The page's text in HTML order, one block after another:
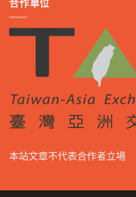
合作單位
本站文章不代表合作者立場